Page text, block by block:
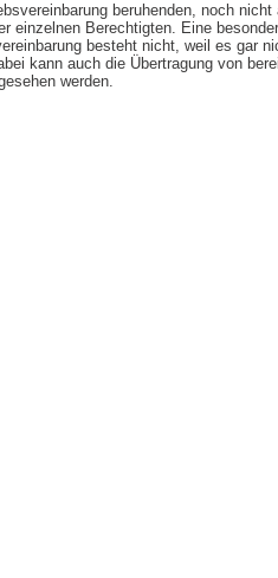
beruhenden, noch
einzelnen Berechtigten. Eine
besteht nicht, weil es gar
kann auch die Übertragung von
werden.